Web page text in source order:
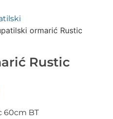
ormarić Rustic
Rustic
60cm BT